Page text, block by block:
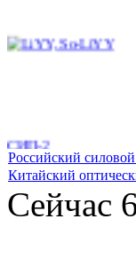
Российский силовой
Китайский
Сейчас